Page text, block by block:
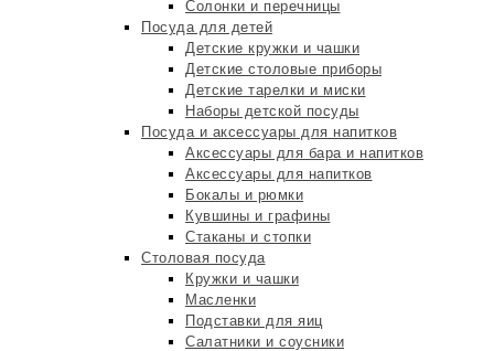
Солонки и перечницы
Посуда для детей
Детские кружки и чашки
Детские столовые приборы
Детские тарелки и миски
Наборы детской посуды
Посуда и аксессуары для напитков
Аксессуары для бара и напитков
Аксессуары для напитков
Бокалы и рюмки
Кувшины и графины
Стаканы и стопки
Столовая посуда
Кружки и чашки
Масленки
Подставки для яиц
Салатники и соусники